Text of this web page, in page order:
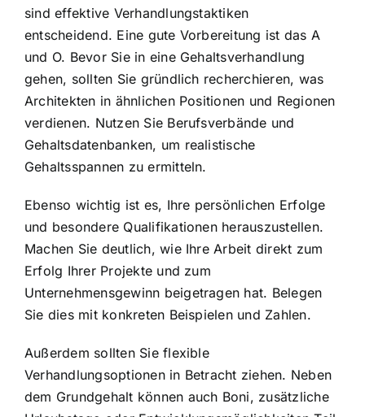
sind effektive Verhandlungstaktiken
entscheidend. Eine gute Vorbereitung ist das A
und O. Bevor Sie in eine Gehaltsverhandlung
gehen, sollten Sie gründlich recherchieren, was
Architekten in ähnlichen Positionen und Regionen
verdienen. Nutzen Sie Berufsverbände und
Gehaltsdatenbanken, um realistische
Gehaltsspannen zu ermitteln.
Ebenso wichtig ist es, Ihre persönlichen Erfolge
und besondere Qualifikationen herauszustellen.
Machen Sie deutlich, wie Ihre Arbeit direkt zum
Erfolg Ihrer Projekte und zum
Unternehmensgewinn beigetragen hat. Belegen
Sie dies mit konkreten Beispielen und Zahlen.
Außerdem sollten Sie flexible
Verhandlungsoptionen in Betracht ziehen. Neben
dem Grundgehalt können auch Boni, zusätzliche